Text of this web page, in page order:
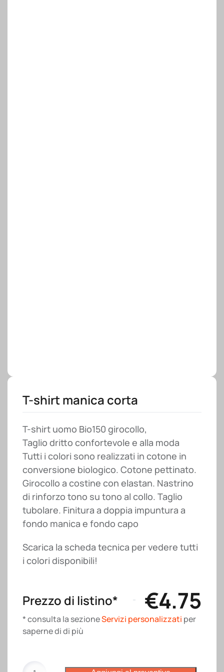
T-shirt manica corta
T-shirt uomo Bio150 girocollo,
Taglio dritto confortevole e alla moda
Tutti i colori sono realizzati in cotone in
conversione biologico. Cotone pettinato.
Girocollo a costine con elastan. Nastrino
di rinforzo tono su tono al collo. Taglio
tubolare. Finitura a doppia impuntura a
fondo manica e fondo capo
Scarica la scheda tecnica per vedere tutti
i colori disponibili!
Prezzo di listino* €4.75
* consulta la sezioneServizi personalizzati per
saperne di di più